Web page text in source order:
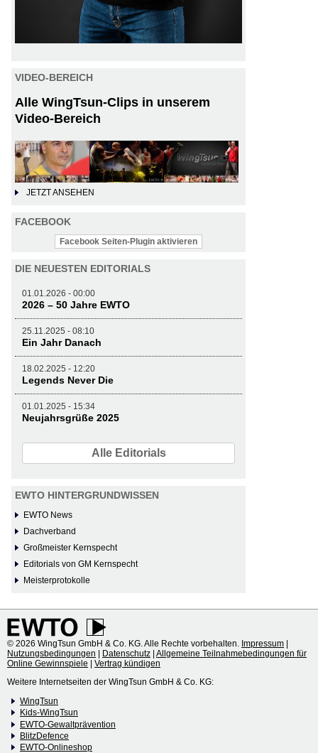
VIDEO-BEREICH
Alle WingTsun-Clips in unserem
Video-Bereich
JETZT ANSEHEN
FACEBOOK
Facebook Seiten-Plugin aktivieren
DIE NEUESTEN EDITORIALS
01.01.2026 - 00:00
2026 – 50 Jahre EWTO
25.11.2025 - 08:10
Ein Jahr Danach
18.02.2025 - 12:20
Legends Never Die
01.01.2025 - 15:34
Neujahrsgrüße 2025
Alle Editorials
EWTO HINTERGRUNDWISSEN
EWTO News
Dachverband
Großmeister Kernspecht
Editorials von GM Kernspecht
Meisterprotokolle
© 2026 WingTsun GmbH & Co. KG. Alle Rechte vorbehalten. Impressum
Nutzungsbedingungen
Datenschutz Allgemeine Teilnahmebedingungen für
Online Gewinnspiele
Vertrag kündigen
Weitere Internetseiten der WingTsun GmbH & Co. KG:
WingTsun
Kids-WingTsun
EWTO-Gewaltprävention
BlitzDefence
EWTO-Onlineshop